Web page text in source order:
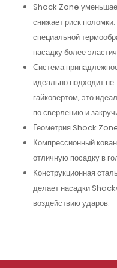
Shock Zone
снижает риск
специальной
насадку более
Система
идеально подходит
гайковертом, это
по сверлению и
Геометрия Shock
Компрессионный
отличную посадку в
Конструкционная
делает насадки
воздействию ударов.